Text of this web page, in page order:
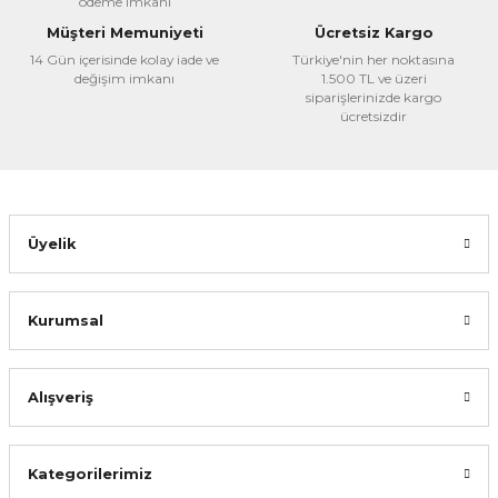
Müşteri Memuniyeti
14 Gün içerisinde kolay iade ve
değişim imkanı
Ücretsiz Kargo
Türkiye'nin her noktasına
1.500 TL ve üzeri
siparişlerinizde kargo
ücretsizdir
Üyelik
Kurumsal
Alışveriş
Kategorilerimiz